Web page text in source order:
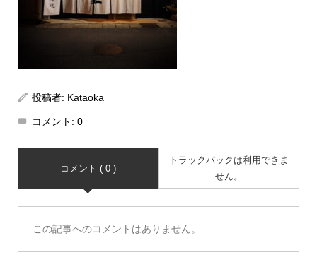
投稿者: Kataoka
コメント: 0
コメント ( 0 )
トラックバックは利用できま
せん。
この記事へのコメントはありません。